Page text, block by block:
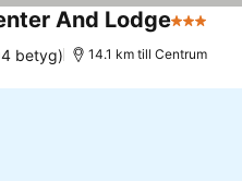
And Lodge3 Stjärnor
betyg) 14.1 km till Centrum